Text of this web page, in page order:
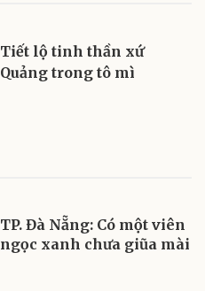
Tiết lộ tinh thần xứ
Quảng trong tô mì
TP. Đà Nẵng: Có một viên
ngọc xanh chưa giũa mài